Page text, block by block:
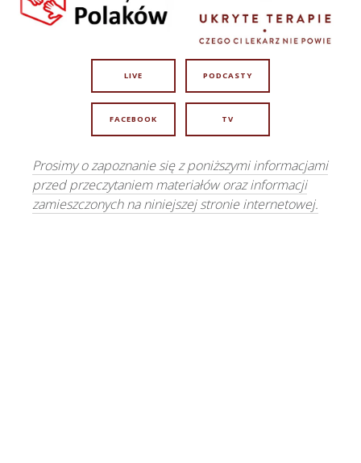
LIVE PODCASTY
FACEBOOK TV
Prosimy o zapoznanie się z poniższymi informacjami
przed przeczytaniem materiałów oraz informacji
zamieszczonych na niniejszej stronie internetowej.